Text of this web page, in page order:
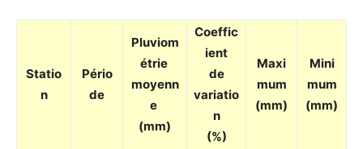
Statio
n
Pério
de
Pluviom
étrie
moyenn
e
(mm)
Coeffic
ient
de
variatio
n
(%)
Maxi
mum
(mm)
Mini
mum
(mm)